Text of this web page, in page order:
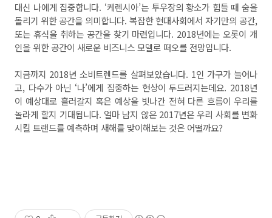
대신 나에게 집중합니다. ‘케렌시아’는 투우장의 황소가 힘들 때 숨을
돌리기 위한 공간을 의미합니다. 복잡한 현대사회에서 자기만의 공간,
또는 휴식을 취하는 공간을 찾기 마련입니다. 2018년에는 오롯이 개
인을 위한 공간이 새로운 비즈니스 모델로 떠오를 전망입니다.
지금까지 2018년 소비트렌드를 살펴보았습니다. 1인 가구가 늘어나
고, 다수가 아닌 ‘나’에게 집중하는 현상이 두드러지는데요. 2018년
이 예상대로 흘러갈지 혹은 예상을 빗나간 전혀 다른 흐름이 우리를
놀라게 할지 기대됩니다. 얼마 남지 않은 2017년은 우리 사회를 변화
시킬 트랜드를 예측하며 새해를 맞이해보는 것은 어떨까요?